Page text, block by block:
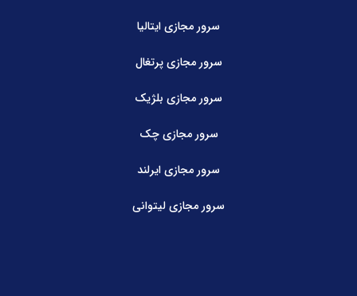
سرور مجازی ایتالیا
سرور مجازی پرتغال
سرور مجازی بلژیک
سرور مجازی چک
سرور مجازی ایرلند
سرور مجازی لیتوانی